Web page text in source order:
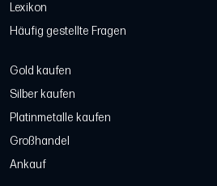
Lexikon
Häufig gestellte Fragen
Gold kaufen
Silber kaufen
Platinmetalle kaufen
Großhandel
Ankauf